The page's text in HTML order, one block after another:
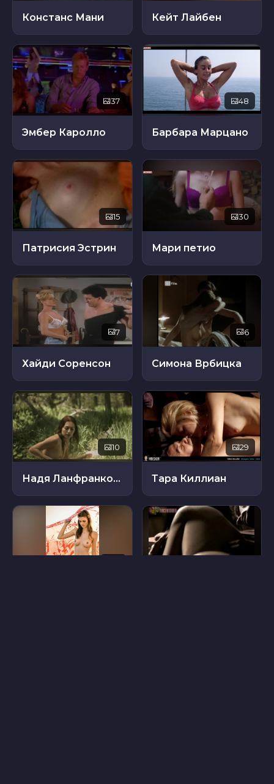
Констанс Мани Кейт Лайбен
37
Эмбер Каролло
48
Барбара Марцано
15
Патрисия Эстрин
30
Мари петио
7
Хайди Соренсон
6
Симона Врбицка
10
Надя Ланфранкони
29
Тара Киллиан